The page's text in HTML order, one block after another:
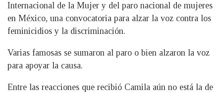
Internacional de la Mujer y del paro nacional de mujeres
en México, una convocatoria para alzar la voz contra los
feminicidios y la discriminación.
Varias famosas se sumaron al paro o bien alzaron la voz
para apoyar la causa.
Entre las reacciones que recibió Camila aún no está la de